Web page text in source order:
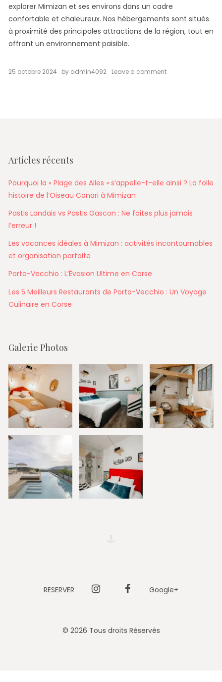
explorer Mimizan et ses environs dans un cadre
confortable et chaleureux. Nos hébergements sont situés
à proximité des principales attractions de la région, tout en
offrant un environnement paisible.
25 octobre 2024 by admin4092 Leave a commenton
Découverte
et
Articles récents
Pourquoi la « Plage des Ailes » s’appelle-t-elle ainsi ? La folle
histoire de l’Oiseau Canari à Mimizan
Pastis Landais vs Pastis Gascon : Ne faites plus jamais
l’erreur !
Les vacances idéales à Mimizan : activités incontournables
et organisation parfaite
Porto-Vecchio : L’Évasion Ultime en Corse
Les 5 Meilleurs Restaurants de Porto-Vecchio : Un Voyage
Culinaire en Corse
Galerie Photos
RESERVER InstagramFacebookGoogle+
© 2026 Tous droits Réservés